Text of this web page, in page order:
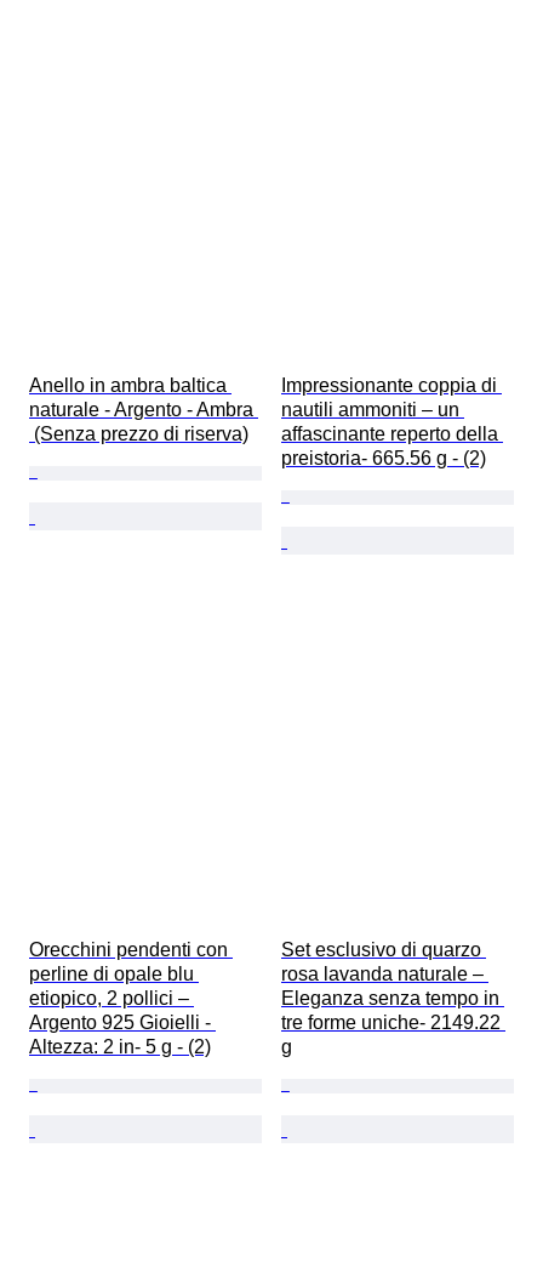
Anello in ambra baltica
naturale - Argento - Ambra
(Senza prezzo di riserva)
Impressionante coppia di
nautili ammoniti – un
affascinante reperto della
preistoria- 665.56 g - (2)
Orecchini pendenti con
perline di opale blu
etiopico, 2 pollici –
Argento 925 Gioielli -
Altezza: 2 in- 5 g - (2)
Set esclusivo di quarzo
rosa lavanda naturale –
Eleganza senza tempo in
tre forme uniche- 2149.22
g